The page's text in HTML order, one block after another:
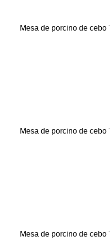
de cebo Tipo
de cebo Tipo
de cebo Tipo